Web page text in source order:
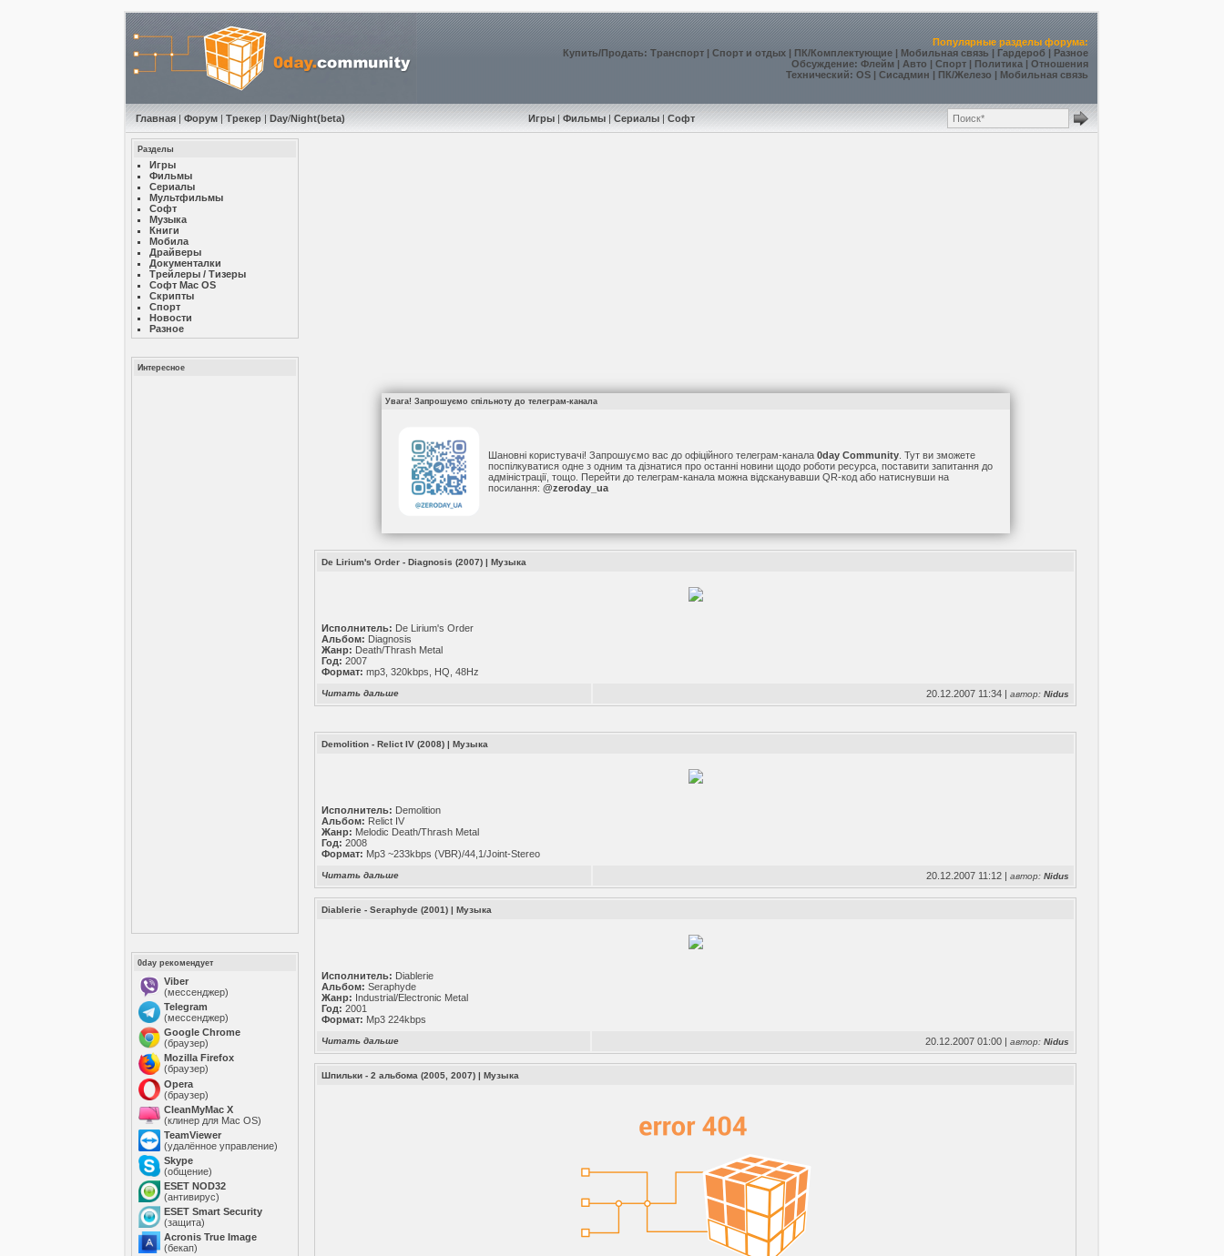
Популярные разделы форума:
Купить/Продать:Транспорт |Спорт и отдых |ПК/Комплектующие |Мобильная связь | Гардероб |Разное
Обсуждение:Флейм | Авто |Спорт | Политика |Отношения
Технический:OS |Сисадмин | ПК/Железо | Мобильная связь
Главная |Форум |Трекер |Day/Night(beta) Игры |Фильмы |Сериалы |Софт
Разделы
Игры
Фильмы
Сериалы
Мультфильмы
Софт
Музыкa
Книги
Мобила
Драйверы
Документалки
Трейлеры / Тизеры
Софт Mac OS
Скрипты
Спорт
Новости
Разное
Интересное
0day рекомендует
Viber
(мессенджер)
Telegram
(мессенджер)
Google Chrome
(браузер)
Mozilla Firefox
(браузер)
Opera
(браузер)
CleanMyMac X
(клинер для Mac OS)
TeamViewer
(удалённое управление)
Skype
(общение)
ESET NOD32
(антивирус)
ESET Smart Security
(защита)
Acronis True Image
(бекап)
Увага! Запрошуємо спільноту до телеграм-канала
Шановні користувачі! Запрошуємо вас до офіційного телеграм-канала 0day Community. Тут ви зможете
поспілкуватися одне з одним та дізнатися про останні новини щодо роботи ресурса, поставити запитання до
адміністрації, тощо. Перейти до телеграм-канала можна відсканувавши QR-код або натиснувши на
посилання: @zeroday_ua
De Lirium's Order - Diagnosis (2007) |Музыка
Исполнитель: De Lirium's Order
Альбом: Diagnosis
Жанр: Death/Thrash Metal
Год: 2007
Формат: mp3, 320kbps, HQ, 48Hz
Читать дальше 20.12.2007 11:34 |автор:Nidus
Demolition - Relict IV (2008) |Музыка
Исполнитель: Demolition
Альбом: Relict IV
Жанр: Melodic Death/Thrash Metal
Год: 2008
Формат: Mp3 ~233kbps (VBR)/44,1/Joint-Stereo
Читать дальше 20.12.2007 11:12 |автор:Nidus
Diablerie - Seraphyde (2001) |Музыка
Исполнитель: Diablerie
Альбом: Seraphyde
Жанр: Industrial/Electronic Metal
Год: 2001
Формат: Mp3 224kbps
Читать дальше 20.12.2007 01:00 |автор:Nidus
Шпильки - 2 альбома (2005, 2007) |Музыка